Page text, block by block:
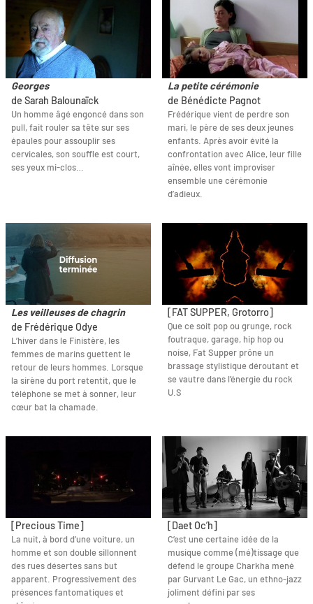
Georges
de Sarah Balounaïck
Un homme âgé engoncé dans son
pull, fait rouler sa tête sur ses
épaules pour assouplir ses
cervicales, son souffle est court,
ses yeux mi-clos…
La petite cérémonie
de Bénédicte Pagnot
Frédérique vient de perdre son
mari, le père de ses deux jeunes
enfants. Après avoir évité la
confrontation avec Alice, leur fille
aînée, elles vont improviser
ensemble une cérémonie
d’adieux.
Les veilleuses de chagrin
de Frédérique Odye
L’hiver dans le Finistère, les
femmes de marins guettent le
retour de leurs hommes. Lorsque
la sirène du port retentit, que le
téléphone se met à sonner, leur
cœur bat la chamade.
[FAT SUPPER, Grotorro]
Que ce soit pop ou grunge, rock
foutraque, garage, hip hop ou
noise, Fat Supper prône un
brassage stylistique déroutant et
se vautre dans l’énergie du rock
U.S
[Precious Time]
La nuit, à bord d’une voiture, un
homme et son double sillonnent
des rues désertes sans but
apparent. Progressivement des
présences fantomatiques et
[Daet Oc’h]
C’est une certaine idée de la
musique comme (mé)tissage que
défend le groupe Charkha mené
par Gurvant Le Gac, un ethno-jazz
joliment défini par ses